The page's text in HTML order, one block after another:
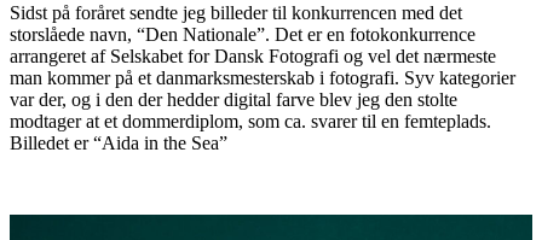
Sidst på foråret sendte jeg billeder til konkurrencen med det
storslåede navn, “Den Nationale”. Det er en fotokonkurrence
arrangeret af Selskabet for Dansk Fotografi og vel det nærmeste
man kommer på et danmarksmesterskab i fotografi. Syv kategorier
var der, og i den der hedder digital farve blev jeg den stolte
modtager at et dommerdiplom, som ca. svarer til en femteplads.
Billedet er “Aida in the Sea”